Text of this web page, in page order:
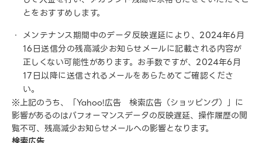
とをおすすめします。
メンテナンス期間中のデータ反映遅延により、2024年6月
16日送信分の残高減少お知らせメールに記載される内容が
正しくない可能性があります。お手数ですが、2024年6月
17日以降に送信されるメールをあらためてご確認くださ
い。
※上記のうち、「Yahoo!広告 検索広告（ショッピング）」に
影響があるのはパフォーマンスデータの反映遅延、操作履歴の閲
覧不可、残高減少お知らせメールへの影響となります。